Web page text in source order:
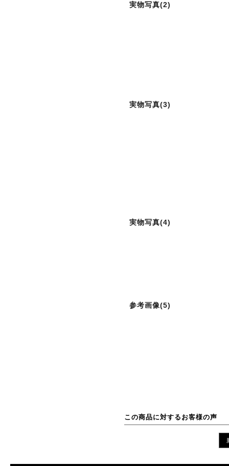
実物写真(2)
実物写真(3)
実物写真(4)
参考画像(5)
この商品に対するお客様の声